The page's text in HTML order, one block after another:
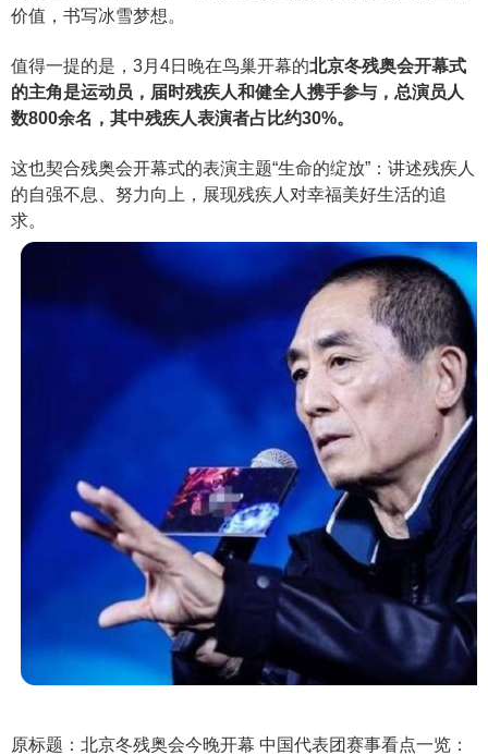
价值，书写冰雪梦想。
值得一提的是，3月4日晚在鸟巢开幕的北京冬残奥会开幕式
的主角是运动员，届时残疾人和健全人携手参与，总演员人
数800余名，其中残疾人表演者占比约30%。
这也契合残奥会开幕式的表演主题“生命的绽放”：讲述残疾人
的自强不息、努力向上，展现残疾人对幸福美好生活的追
求。
原标题： 北京冬残奥会今晚开幕 中国代表团赛事看点一览：